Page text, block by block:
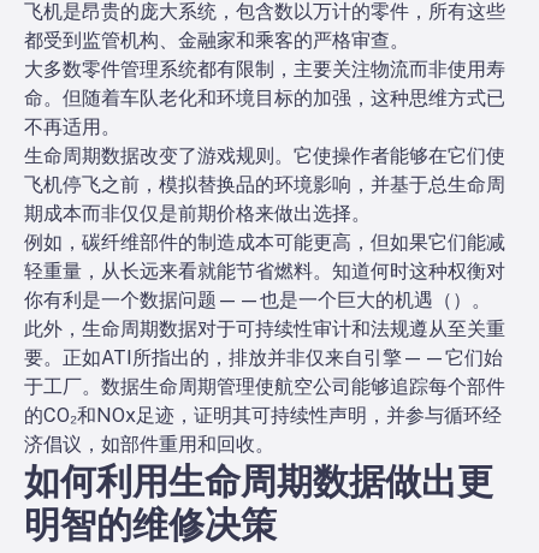
飞机是昂贵的庞大系统，包含数以万计的零件，所有这些
都受到监管机构、金融家和乘客的严格审查。
大多数零件管理系统都有限制，主要关注物流而非使用寿
命。但随着车队老化和环境目标的加强，这种思维方式已
不再适用。
生命周期数据改变了游戏规则。它使操作者能够在它们使
飞机停飞之前，模拟替换品的环境影响，并基于总生命周
期成本而非仅仅是前期价格来做出选择。
例如，碳纤维部件的制造成本可能更高，但如果它们能减
轻重量，从长远来看就能节省燃料。知道何时这种权衡对
你有利是一个数据问题——也是一个巨大的机遇（ ）。
此外，生命周期数据对于可持续性审计和法规遵从至关重
要。正如ATI所指出的，排放并非仅来自引擎——它们始
于工厂。数据生命周期管理使航空公司能够追踪每个部件
的CO₂和NOx足迹，证明其可持续性声明，并参与循环经
济倡议，如部件重用和回收。
如何利用生命周期数据做出更
明智的维修决策